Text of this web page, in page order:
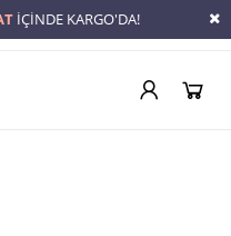
İÇİNDE KARGO'DA!